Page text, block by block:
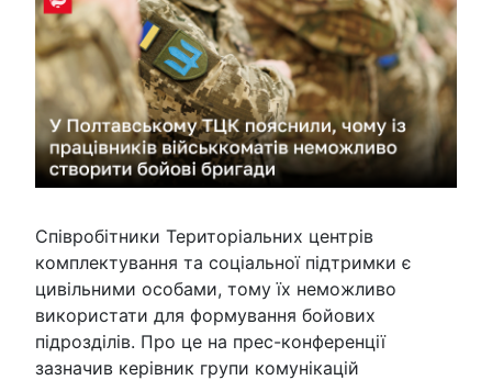
Співробітники Територіальних центрів
комплектування та соціальної підтримки є
цивільними особами, тому їх неможливо
використати для формування бойових
підрозділів. Про це на прес-конференції
зазначив керівник групи комунікацій